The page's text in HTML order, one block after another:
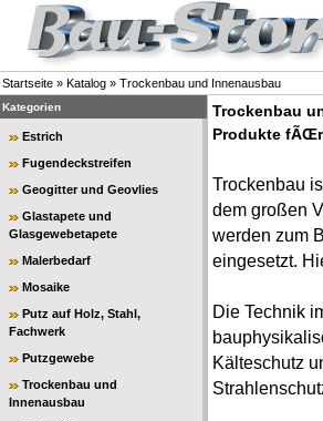
Startseite » Katalog » Trockenbau und Innenausbau
Kategorien
Estrich
Fugendeckstreifen
Geogitter und Geovlies
Glastapete und
Glasgewebetapete
Malerbedarf
Mosaike
Putz auf Holz, Stahl,
Fachwerk
Putzgewebe
Trockenbau und
Innenausbau
Trockenbau
Produkte
Trockenbau
dem großen
werden zum
eingesetzt.
Die Technik
Kälteschutz